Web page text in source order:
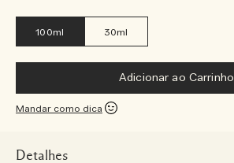
100ml 30ml
Adicionar ao Carrinho
Mandar como dica
Detalhes